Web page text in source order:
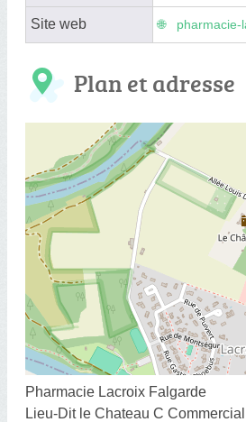
Site web pharmacie-
Plan et adresse
Pharmacie Lacroix Falgarde
Lieu-Dit le Chateau C